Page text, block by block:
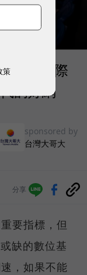
國際
的好網
sponsored by
台灣大哥大
分享
要指標，但
缺的數位基
，如果不能
策